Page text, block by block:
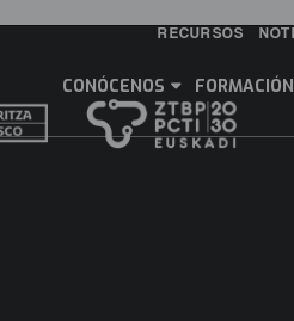
Menu
ES
RECURSOS
CONÓCENOS